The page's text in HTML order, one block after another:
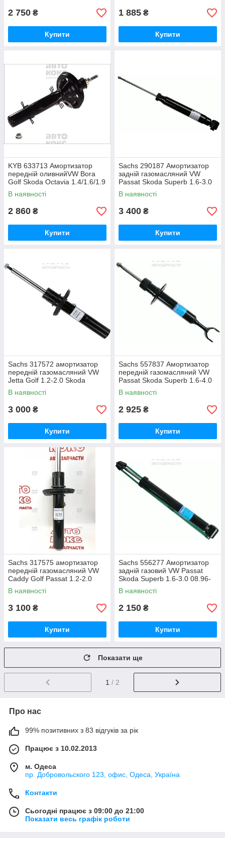
2 750 ₴
Купити
1 885 ₴
Купити
KYB 633713 Амортизатор
передній оливнийVW Bora
Golf Skoda Octavia 1.4/1.6/1.9
В наявності
2 860 ₴
Купити
Sachs 290187 Амортизатор
задній газомасляний VW
Passat Skoda Superb 1.6-3.0
08.96-03.08
В наявності
3 400 ₴
Купити
Sachs 317572 амортизатор
передній газомасляний VW
Jetta Golf 1.2-2.0 Skoda
Octavia 1.2-2.0
В наявності
3 000 ₴
Купити
Sachs 557837 Амортизатор
передній газомасляний VW
Passat Skoda Superb 1.6-4.0
11.94-03.08
В наявності
2 925 ₴
Купити
Sachs 317575 амортизатор
передній газомасляний VW
Caddy Golf Passat 1.2-2.0
Skoda Octavia Superb 1.2-2.0
В наявності
3 100 ₴
Купити
Sachs 556277 Амортизатор
задній газовий VW Passat
Skoda Superb 1.6-3.0 08.96-
03.08
В наявності
2 150 ₴
Купити
Показати ще
1 / 2
Про нас
99% позитивних з 83 відгуків за рік
Працює з 10.02.2013
м. Одеса
пр. Добровольского 123, офис, Одеса, Україна
Контакти
Сьогодні працює з 09:00 до 21:00
Показати весь графік роботи